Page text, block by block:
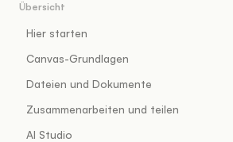
Übersicht
Hier starten
Canvas-Grundlagen
Dateien und Dokumente
Zusammenarbeiten und teilen
AI Studio